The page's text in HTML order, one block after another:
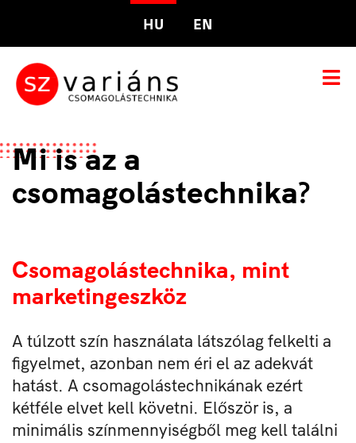
HU EN
Mi is az a
csomagolástechnika?
Csomagolástechnika, mint
marketingeszköz
A túlzott szín használata látszólag felkelti a
figyelmet, azonban nem éri el az adekvát
hatást. A csomagolástechnikának ezért
kétféle elvet kell követni. Először is, a
minimális színmennyiségből meg kell találni